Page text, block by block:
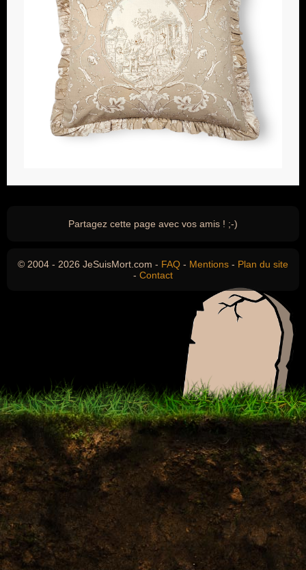
Partagez cette page avec vos amis ! ;-)
© 2004 - 2026 JeSuisMort.com - FAQ - Mentions - Plan du site
- Contact